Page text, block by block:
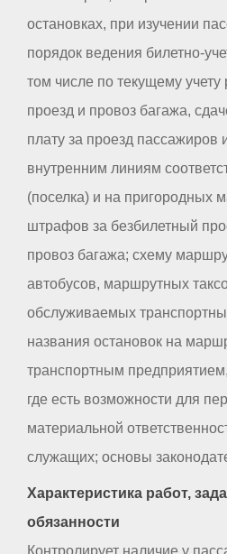
остановках, при изучении
порядок ведения билетно-
том числе по текущему учету
проезд и провоз багажа,
плату за проезд пассажиров
внутренним линиям
(поселка) и на пригородных
штрафов за безбилетный
провоз багажа; схему
автобусов, маршрутных
обслуживаемых
названия остановок на
транспортным
где есть возможности для
материальной
служащих; основы
Характеристика работ,
обязанности
Контролирует наличие у